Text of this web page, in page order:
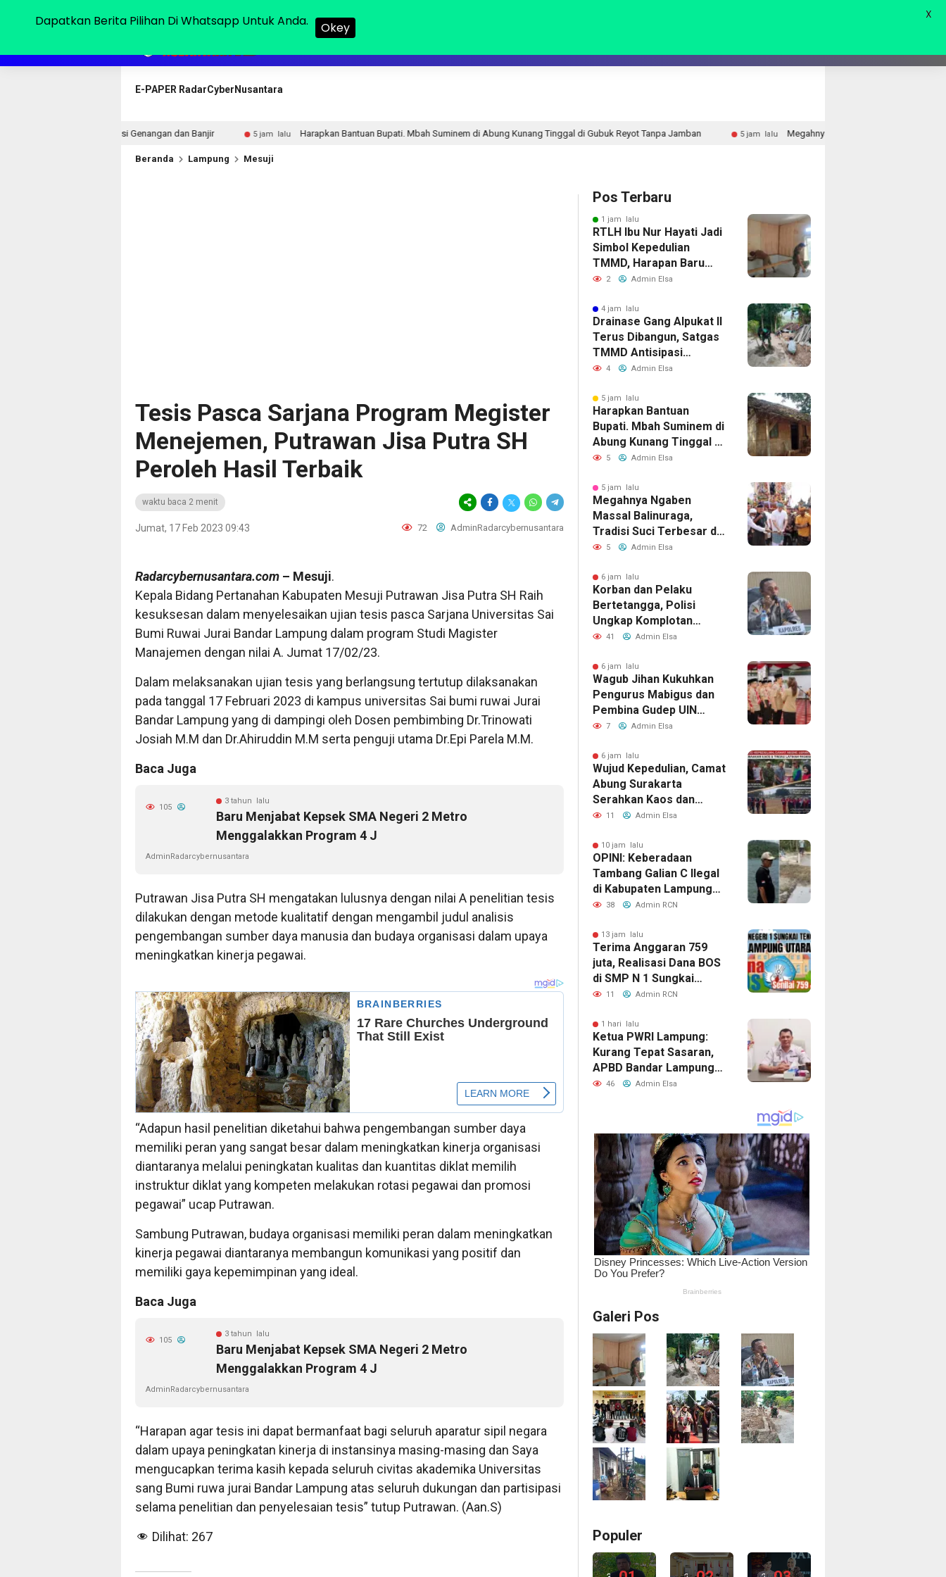
E-PAPER RadarCyberNusantara
5 jam lalu Harapkan Bantuan Bupati. Mbah Suminem di Abung Kunang Tinggal di Gubuk Reyot Tanpa Jamban 5 jam lalu Megahnya Ngaben Massal Balinuraga, Tradisi Suci Terbesar
Beranda Lampung Mesuji
Tesis Pasca Sarjana Program Megister
Menejemen, Putrawan Jisa Putra SH
Peroleh Hasil Terbaik
waktu baca 2 menit
Jumat, 17 Feb 2023 09:43 72 AdminRadarcybernusantara
Radarcybernusantara.com – Mesuji.
Kepala Bidang Pertanahan Kabupaten Mesuji Putrawan Jisa Putra SH Raih
kesuksesan dalam menyelesaikan ujian tesis pasca Sarjana Universitas Sai
Bumi Ruwai Jurai Bandar Lampung dalam program Studi Magister
Manajemen dengan nilai A. Jumat 17/02/23.
Dalam melaksanakan ujian tesis yang berlangsung tertutup dilaksanakan
pada tanggal 17 Februari 2023 di kampus universitas Sai bumi ruwai Jurai
Bandar Lampung yang di dampingi oleh Dosen pembimbing Dr.Trinowati
Josiah M.M dan Dr.Ahiruddin M.M serta penguji utama Dr.Epi Parela M.M.
Baca Juga
3 tahun lalu
Baru Menjabat Kepsek SMA Negeri 2 Metro
Menggalakkan Program 4 J
105
AdminRadarcybernusantara
Putrawan Jisa Putra SH mengatakan lulusnya dengan nilai A penelitian tesis
dilakukan dengan metode kualitatif dengan mengambil judul analisis
pengembangan sumber daya manusia dan budaya organisasi dalam upaya
meningkatkan kinerja pegawai.
“Adapun hasil penelitian diketahui bahwa pengembangan sumber daya
memiliki peran yang sangat besar dalam meningkatkan kinerja organisasi
diantaranya melalui peningkatan kualitas dan kuantitas diklat memilih
instruktur diklat yang kompeten melakukan rotasi pegawai dan promosi
pegawai” ucap Putrawan.
Sambung Putrawan, budaya organisasi memiliki peran dalam meningkatkan
kinerja pegawai diantaranya membangun komunikasi yang positif dan
memiliki gaya kepemimpinan yang ideal.
Baca Juga
3 tahun lalu
Baru Menjabat Kepsek SMA Negeri 2 Metro
Menggalakkan Program 4 J
105
AdminRadarcybernusantara
“Harapan agar tesis ini dapat bermanfaat bagi seluruh aparatur sipil negara
dalam upaya peningkatan kinerja di instansinya masing-masing dan Saya
mengucapkan terima kasih kepada seluruh civitas akademika Universitas
sang Bumi ruwa jurai Bandar Lampung atas seluruh dukungan dan partisipasi
selama penelitian dan penyelesaian tesis” tutup Putrawan. (Aan.S)
Dilihat: 267
Pos Terbaru
1 jam lalu
RTLH Ibu Nur Hayati Jadi
Simbol Kepedulian
TMMD, Harapan Baru
Tumbuh di Bukit Pinang
2 Admin Elsa
4 jam lalu
Drainase Gang Alpukat II
Terus Dibangun, Satgas
TMMD Antisipasi
Genangan dan Banjir
4 Admin Elsa
5 jam lalu
Harapkan Bantuan
Bupati. Mbah Suminem di
Abung Kunang Tinggal di
Gubuk Reyot Tanpa
5 Admin Elsa
5 jam lalu
Megahnya Ngaben
Massal Balinuraga,
Tradisi Suci Terbesar di
Indonesia yang
Merekatkan Ikatan
Keluarga
5 Admin Elsa
6 jam lalu
Korban dan Pelaku
Bertetangga, Polisi
Ungkap Komplotan
Kejahatan di Delapan
41 Admin Elsa
6 jam lalu
Wagub Jihan Kukuhkan
Pengurus Mabigus dan
Pembina Gudep UIN
Raden Intan, Dorong
Karakter Generasi Muda
7 Admin Elsa
6 jam lalu
Wujud Kepedulian, Camat
Abung Surakarta
Serahkan Kaos dan
Tinjau Latihan Paskibra
11 Admin Elsa
10 jam lalu
OPINI: Keberadaan
Tambang Galian C Ilegal
di Kabupaten Lampung
Selatan, Menggali
Kehancuran
38 Admin RCN
13 jam lalu
Terima Anggaran 759
juta, Realisasi Dana BOS
di SMP N 1 Sungkai
Tengah Dipertanyakan?
11 Admin RCN
1 hari lalu
Ketua PWRI Lampung:
Kurang Tepat Sasaran,
APBD Bandar Lampung
Kerap Menuai Sorotan
46 Admin Elsa
Galeri Pos
Populer
Dapatkan Berita Pilihan Di Whatsapp Untuk Anda. Okey
X